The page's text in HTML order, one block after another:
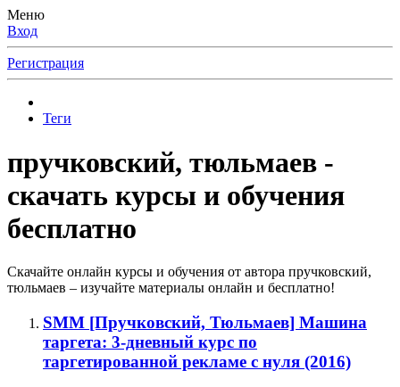
Меню
Вход
Регистрация
Теги
пручковский, тюльмаев -
скачать курсы и обучения
бесплатно
Скачайте онлайн курсы и обучения от автора пручковский,
тюльмаев – изучайте материалы онлайн и бесплатно!
SMM [Пручковский, Тюльмаев] Машина
таргета: 3-дневный курс по
таргетированной рекламе с нуля (2016)